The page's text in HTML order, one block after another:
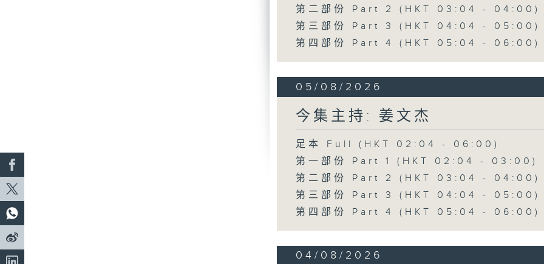
第二部份 Part 2 (HKT 03:04 - 04:00)
第三部份 Part 3 (HKT 04:04 - 05:00)
第四部份 Part 4 (HKT 05:04 - 06:00)
05/08/2026
今集主持: 姜文杰
足本 Full (HKT 02:04 - 06:00)
第一部份 Part 1 (HKT 02:04 - 03:00)
第二部份 Part 2 (HKT 03:04 - 04:00)
第三部份 Part 3 (HKT 04:04 - 05:00)
第四部份 Part 4 (HKT 05:04 - 06:00)
04/08/2026